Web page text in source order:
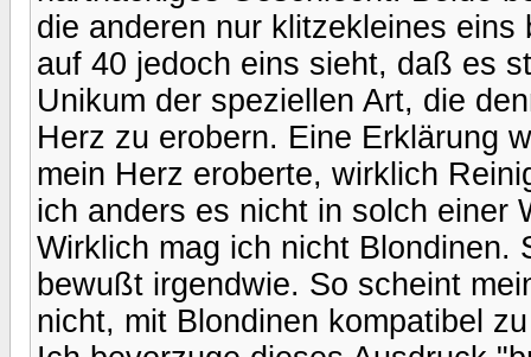
die anderen nur klitzekleines
auf 40 jedoch eins sieht, daß es
Unikum der speziellen Art, die
Herz zu erobern. Eine Erklärung
mein Herz eroberte, wirklich
ich anders es nicht in solch einer
Wirklich mag ich nicht
bewußt irgendwie. So scheint
nicht, mit Blondinen kompatibel